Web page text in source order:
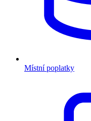
Místní poplatky